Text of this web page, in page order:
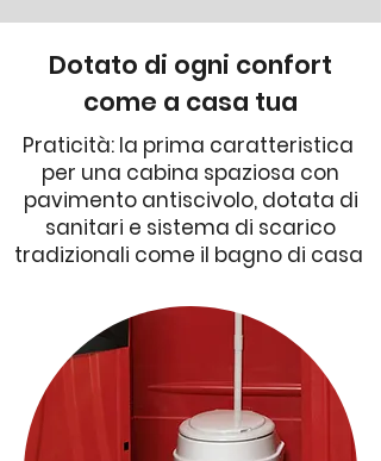
Dotato di ogni confort
come a casa tua
Praticità: la prima caratteristica
per una cabina spaziosa con
pavimento antiscivolo, dotata di
sanitari e sistema di scarico
tradizionali come il bagno di casa